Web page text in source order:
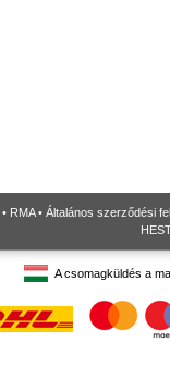
• RMA• Általános szerződési
A csomagküldés a